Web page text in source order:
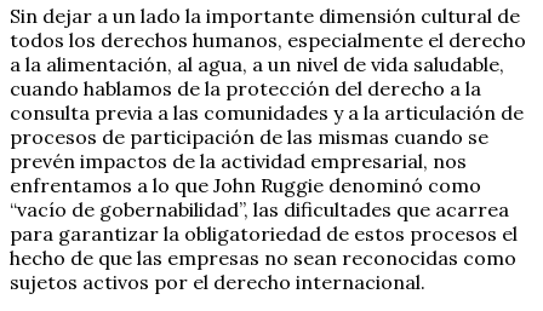
Sin dejar a un lado la importante dimensión cultural de
todos los derechos humanos, especialmente el derecho
a la alimentación, al agua, a un nivel de vida saludable,
cuando hablamos de la protección del derecho a la
consulta previa a las comunidades y a la articulación de
procesos de participación de las mismas cuando se
prevén impactos de la actividad empresarial, nos
enfrentamos a lo que John Ruggie denominó como
“vacío de gobernabilidad”, las dificultades que acarrea
para garantizar la obligatoriedad de estos procesos el
hecho de que las empresas no sean reconocidas como
sujetos activos por el derecho internacional.